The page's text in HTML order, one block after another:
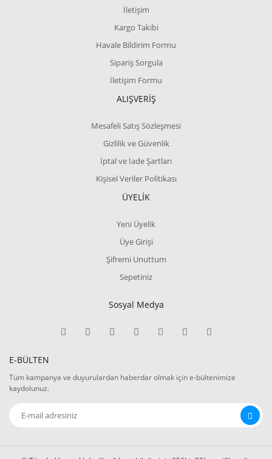
İletişim
Kargo Takibi
Havale Bildirim Formu
Sipariş Sorgula
İletişim Formu
ALIŞVERİŞ
Mesafeli Satış Sözleşmesi
Gizlilik ve Güvenlik
İptal ve İade Şartları
Kişisel Veriler Politikası
ÜYELİK
Yeni Üyelik
Üye Girişi
Şifremi Unuttum
Sepetiniz
Sosyal Medya
E-BÜLTEN
Tüm kampanya ve duyurulardan haberdar olmak için e-bültenimize
kaydolunuz.